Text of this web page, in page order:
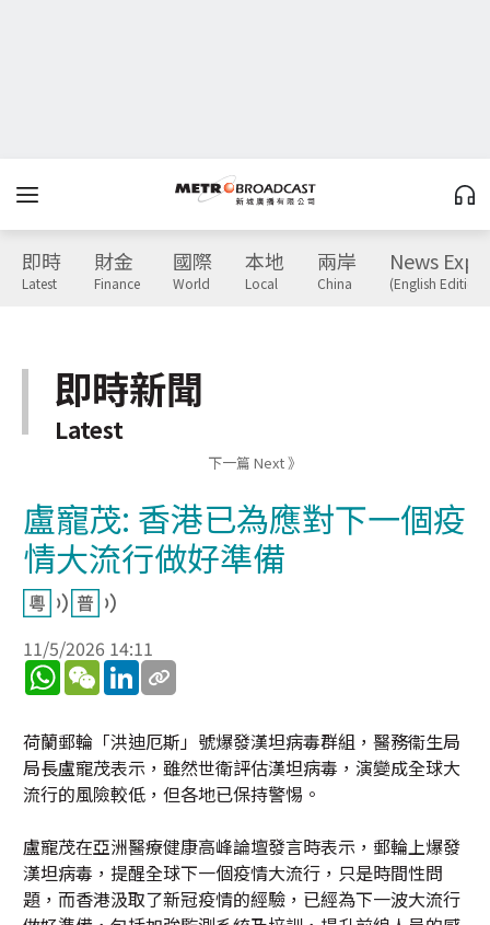
即時
Latest
財金
Finance
國際
World
本地
Local
兩岸
China
News
(English Edition)
即時新聞
Latest
下一篇 Next 》
盧寵茂: 香港已為應對下一個疫
情大流行做好準備
11/5/2026 14:11
WhatsApp
WeChatLinkedIn
荷蘭郵輪「洪迪厄斯」號爆發漢坦病毒群組，醫務衞生局
局長盧寵茂表示，雖然世衛評估漢坦病毒，演變成全球大
流行的風險較低，但各地已保持警惕。
盧寵茂在亞洲醫療健康高峰論壇發言時表示，郵輪上爆發
漢坦病毒，提醒全球下一個疫情大流行，只是時間性問
題，而香港汲取了新冠疫情的經驗，已經為下一波大流行